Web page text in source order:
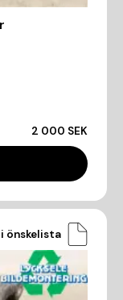
2 000 SEK
önskelista